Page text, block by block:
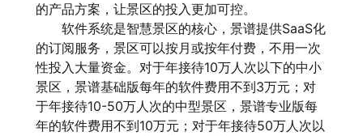
的产品方案，让景区的投入更加可控。
软件系统是智慧景区的核心，景谱提供SaaS化
的订阅服务，景区可以按月或按年付费，不用一次
性投入大量资金。对于年接待10万人次以下的中小
景区，景谱基础版每年的软件费用不到3万元；对
于年接待10-50万人次的中型景区，景谱专业版每
年的软件费用不到10万元；对于年接待50万人次以